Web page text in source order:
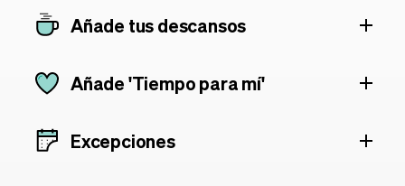
Añade tus descansos
Añade 'Tiempo para mí'
Excepciones